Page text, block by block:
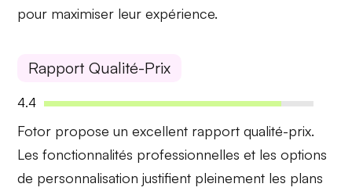
pour maximiser leur expérience.
Rapport Qualité-Prix
4.4
Fotor propose un excellent rapport qualité-prix.
Les fonctionnalités professionnelles et les options
de personnalisation justifient pleinement les plans